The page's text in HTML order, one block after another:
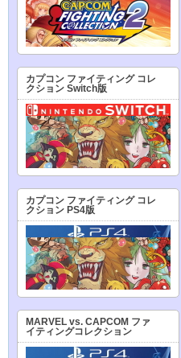
カプコン ファイティング コレ
クション Switch版
カプコン ファイティング コレ
クション PS4版
MARVEL vs. CAPCOM ファ
イティングコレクション